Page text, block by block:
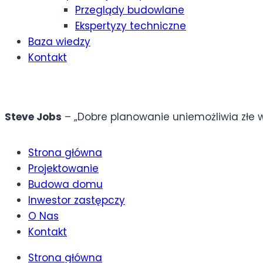
Przeglądy budowlane
Ekspertyzy techniczne
Baza wiedzy
Kontakt
Steve Jobs – „Dobre planowanie uniemożliwia złe
Strona główna
Projektowanie
Budowa domu
Inwestor zastępczy
O Nas
Kontakt
Strona główna